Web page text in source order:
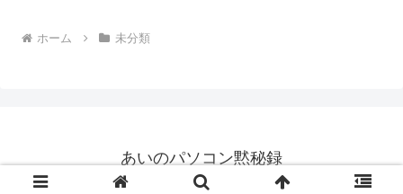
ホーム 未分類
あいのパソコン黙秘録
© 2006 あいのパソコン黙秘録.